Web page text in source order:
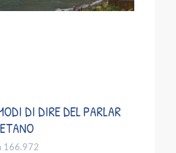
DI DIRE DEL PARLAR
166.972